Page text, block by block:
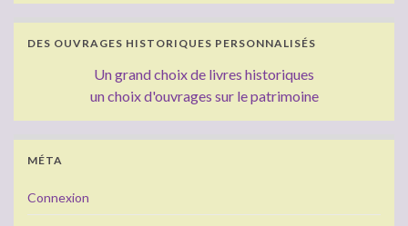
DES OUVRAGES HISTORIQUES PERSONNALISÉS
Un grand choix de livres historiques
un choix d'ouvrages sur le patrimoine
MÉTA
Connexion